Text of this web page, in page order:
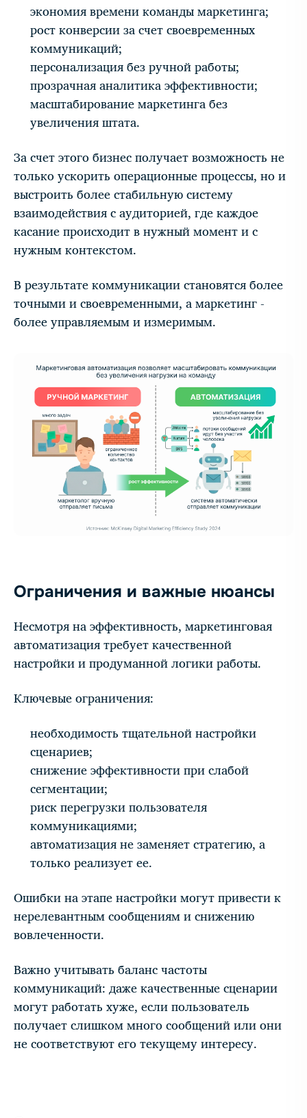
экономия времени команды маркетинга;
рост конверсии за счет своевременных
коммуникаций;
персонализация без ручной работы;
прозрачная аналитика эффективности;
масштабирование маркетинга без
увеличения штата.
За счет этого бизнес получает возможность не
только ускорить операционные процессы, но и
выстроить более стабильную систему
взаимодействия с аудиторией, где каждое
касание происходит в нужный момент и с
нужным контекстом.
В результате коммуникации становятся более
точными и своевременными, а маркетинг -
более управляемым и измеримым.
Ограничения и важные нюансы
Несмотря на эффективность, маркетинговая
автоматизация требует качественной
настройки и продуманной логики работы.
Ключевые ограничения:
необходимость тщательной настройки
сценариев;
снижение эффективности при слабой
сегментации;
риск перегрузки пользователя
коммуникациями;
автоматизация не заменяет стратегию, а
только реализует ее.
Ошибки на этапе настройки могут привести к
нерелевантным сообщениям и снижению
вовлеченности.
Важно учитывать баланс частоты
коммуникаций: даже качественные сценарии
могут работать хуже, если пользователь
получает слишком много сообщений или они
не соответствуют его текущему интересу.